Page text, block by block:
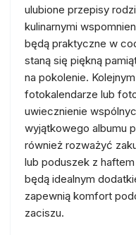
ulubione przepisy
kulinarnymi
będą praktyczne w
staną się piękną
na pokolenie.
fotokalendarze lub
uwiecznienie
wyjątkowego albumu
również rozważyć
lub poduszek z
będą idealnym
zapewnią komfort
zaciszu.